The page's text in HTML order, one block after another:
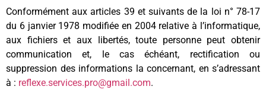
Conformément aux articles 39 et suivants de la loi n° 78-17
du 6 janvier 1978 modifiée en 2004 relative à l’informatique,
aux fichiers et aux libertés, toute personne peut obtenir
communication et, le cas échéant, rectification ou
suppression des informations la concernant, en s’adressant
à : reflexe.services.pro@gmail.com.